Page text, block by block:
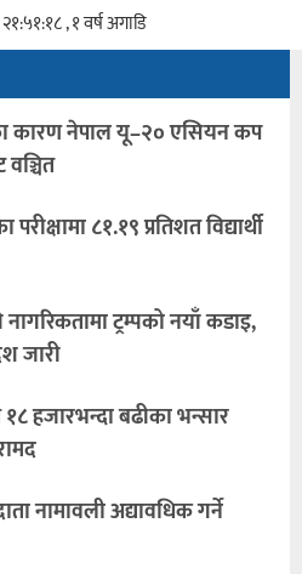
, १ वर्ष अगाडि
कारण नेपाल यू–२० एसियन कप
८१.१९ प्रतिशत विद्यार्थी
ट्रम्पको नयाँ कडाइ,
जारी
हजारभन्दा बढीका भन्सार
नामावली अद्यावधिक गर्ने